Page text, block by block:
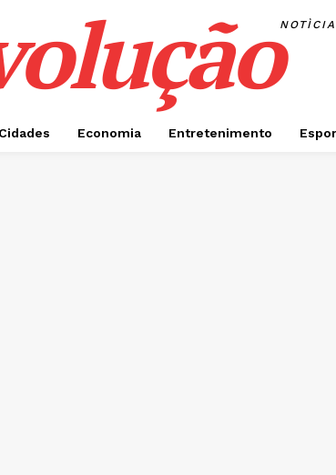
Cidades Economia Entretenimento